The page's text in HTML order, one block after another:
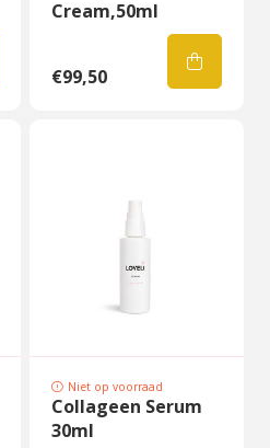
Cream,50ml
€99,50
Niet op voorraad
Collageen Serum
30ml